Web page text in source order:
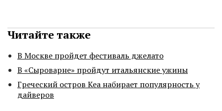
Читайте также
В Москве пройдет фестиваль джелато
В «Сыроварне» пройдут итальянские ужины
Греческий остров Кеа набирает популярность у
дайверов